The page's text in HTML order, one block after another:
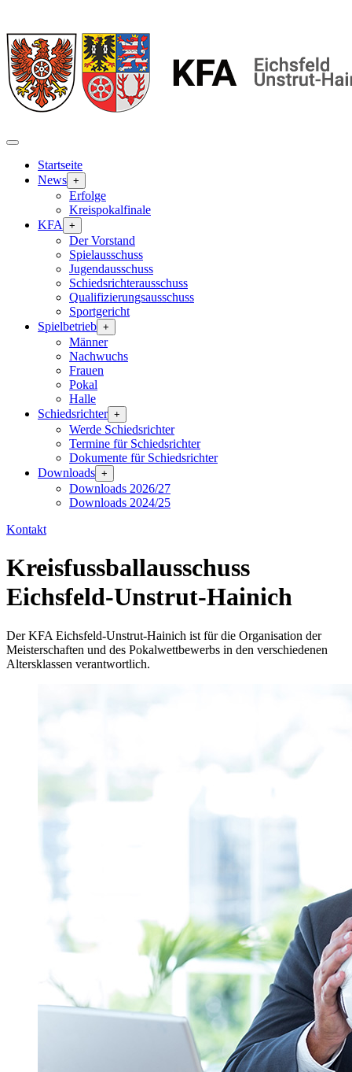
Startseite
News +
Erfolge
Kreispokalfinale
KFA
+
Der Vorstand
Spielausschuss
Jugendausschuss
Schiedsrichterausschuss
Qualifizierungsausschuss
Sportgericht
Spielbetrieb +
Männer
Nachwuchs
Frauen
Pokal
Halle
Schiedsrichter +
Werde Schiedsrichter
Termine für Schiedsrichter
Dokumente für Schiedsrichter
Downloads +
Downloads 2026/27
Downloads 2024/25
Kontakt
Kreisfussballausschuss
Eichsfeld-Unstrut-Hainich
Der KFA Eichsfeld-Unstrut-Hainich ist für die Organisation der
Meisterschaften und des Pokalwettbewerbs in den verschiedenen
Altersklassen verantwortlich.